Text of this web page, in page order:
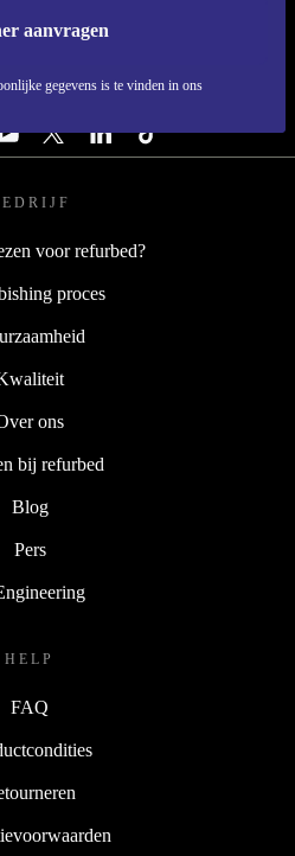
aanvragen
gegevens is te vinden in ons
- RETHINK NEW.
ONS
voor refurbed?
proces
ons
bij refurbed
Blog
Pers
HELP
FAQ